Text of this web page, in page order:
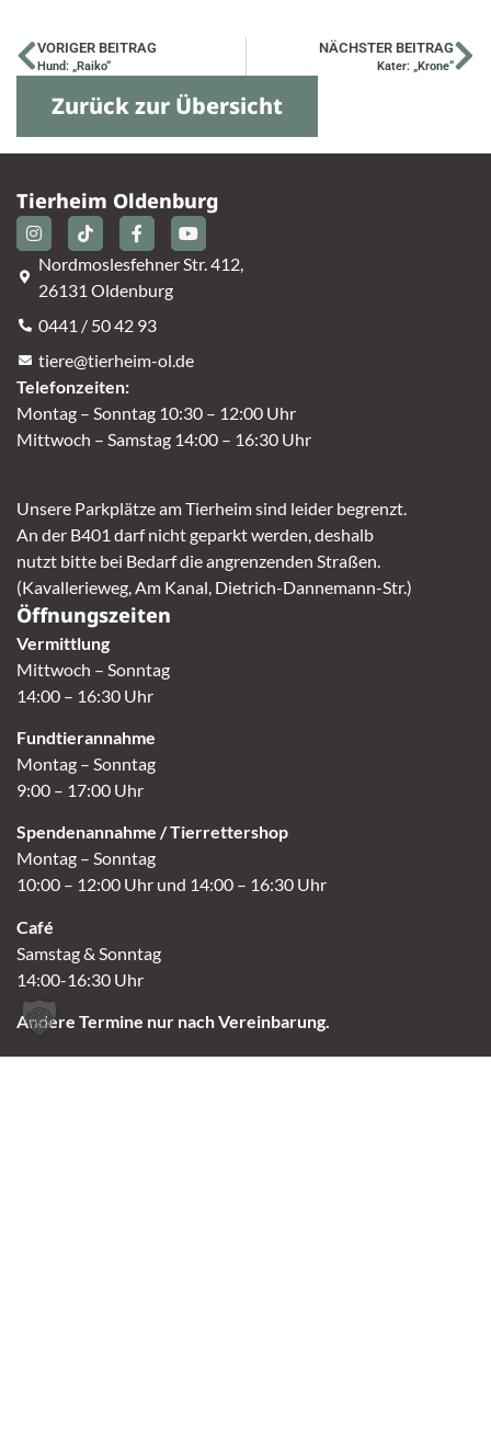
VORIGER BEITRAG
Hund: „Raiko“
NÄCHSTER BEITRAG
Kater: „Krone“
Zurück zur Übersicht
Tierheim Oldenburg
Nordmoslesfehner Str. 412,
26131 Oldenburg
0441 / 50 42 93
tiere@tierheim-ol.de
Telefonzeiten:
Montag – Sonntag 10:30 – 12:00 Uhr
Mittwoch – Samstag 14:00 – 16:30 Uhr
Unsere Parkplätze am Tierheim sind leider begrenzt.
An der B401 darf nicht geparkt werden, deshalb
nutzt bitte bei Bedarf die angrenzenden Straßen.
(Kavallerieweg, Am Kanal, Dietrich-Dannemann-Str.)
Öffnungszeiten
Vermittlung
Mittwoch – Sonntag
14:00 – 16:30 Uhr
Fundtierannahme
Montag – Sonntag
9:00 – 17:00 Uhr
Spendenannahme / Tierrettershop
Montag – Sonntag
10:00 – 12:00 Uhr und 14:00 – 16:30 Uhr
Café
Samstag & Sonntag
14:00-16:30 Uhr
Andere Termine nur nach Vereinbarung.
Links